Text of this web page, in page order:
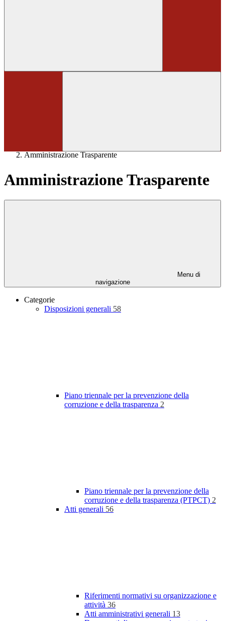
Amministrazione Trasparente
Amministrazione Trasparente
Menu di
navigazione
Categorie
Disposizioni generali 58
Piano triennale per la prevenzione della
corruzione e della trasparenza 2
Piano triennale per la prevenzione della
corruzione e della trasparenza (PTPCT) 2
Atti generali 56
Riferimenti normativi su organizzazione e
attività 36
Atti amministrativi generali 13